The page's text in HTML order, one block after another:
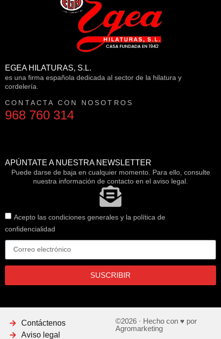
EGEA HILATURAS, S.L.
es una firma española dedicada al sector de la hilatura y
cordelería.
CONTACTA CON NOSOTROS
968 760 314
APÚNTATE A NUESTRA NEWSLETTER
Puede darse de baja en cualquier momento. Para ello, consulte
nuestra información de contacto en el aviso legal.
Acepto las condiciones generales y la política de
confidencialidad
SUSCRIBIR
Contáctenos
Aviso legal
©2026 · Hecho con ♥ por
Agromarketing